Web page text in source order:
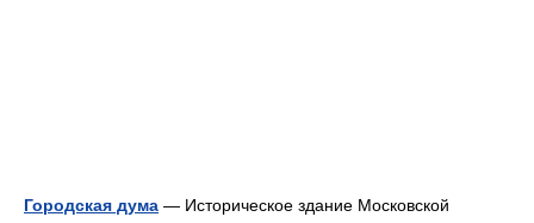
Городская дума — Историческое здание Московской